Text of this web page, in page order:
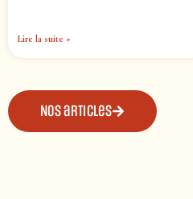
Lire la suite »
Nos articles